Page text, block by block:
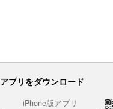
アプリをダウンロード
iPhone版アプリ